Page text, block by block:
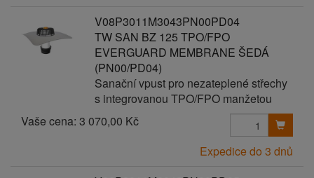
V08P3011M3043PN00PD04
TW SAN BZ 125 TPO/FPO
EVERGUARD MEMBRANE ŠEDÁ
(PN00/PD04)
Sanační vpust pro nezateplené střechy
s integrovanou TPO/FPO manžetou
Vaše cena: 3 070,00 Kč
Expedice do 3 dnů